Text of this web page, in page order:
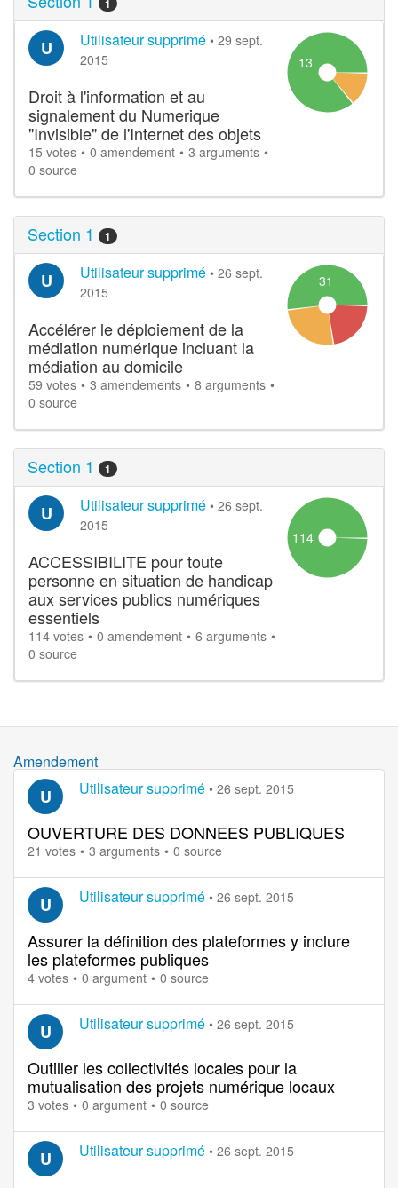
1
U Utilisateur supprimé • 29 sept.
2015
Droit à l'information et au
signalement du Numerique
"Invisible" de l'Internet des objets
15 votes 0 amendement
3 arguments
0 source
13
Section 1 1
U Utilisateur supprimé • 26 sept.
2015
Accélérer le déploiement de la
médiation numérique incluant la
médiation au domicile
59 votes 3 amendements
8 arguments
0 source
31
Section 1 1
U Utilisateur supprimé • 26 sept.
2015
ACCESSIBILITE pour toute
personne en situation de handicap
aux services publics numériques
essentiels
114 votes 0 amendement
6 arguments
0 source
114
Amendement
U Utilisateur supprimé • 26 sept. 2015
OUVERTURE DES DONNEES PUBLIQUES
21 votes 3 arguments 0 source
U Utilisateur supprimé • 26 sept. 2015
Assurer la définition des plateformes y inclure
les plateformes publiques
4 votes 0 argument 0 source
U Utilisateur supprimé • 26 sept. 2015
Outiller les collectivités locales pour la
mutualisation des projets numérique locaux
3 votes 0 argument 0 source
U Utilisateur supprimé • 26 sept. 2015